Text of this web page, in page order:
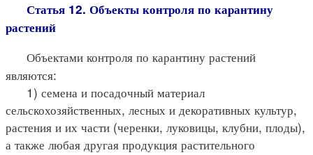
Статья 12. Объекты контроля по карантину
растений
Объектами контроля по карантину растений
являются:
1) семена и посадочный материал
сельскохозяйственных, лесных и декоративных культур,
растения и их части (черенки, луковицы, клубни, плоды),
а также любая другая продукция растительного